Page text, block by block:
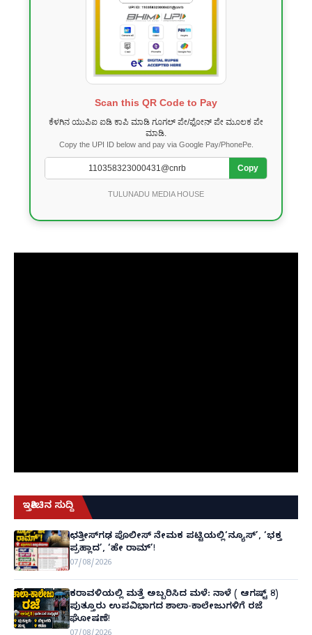
Scan this QR Code to Pay
ಕೆಳಗಿನ ಯುಪಿಐ ಐಡಿ ಕಾಪಿ ಮಾಡಿ ಗೂಗಲ್ ಪೇ/ಫೋನ್ ಪೇ ಮೂಲಕ ಪೇ
ಮಾಡಿ.
Copy the UPI ID below and pay via Google Pay/PhonePe.
Copy
TULUNADU MEDIA HOUSE
ಇತ್ತೀಚಿನ ಸುದ್ದಿ
ಛತ್ತೀಸ್‌ಗಢ ಪೊಲೀಸ್ ನೇಮಕ ಪಟ್ಟಿಯಲ್ಲಿ‘ನ್ಯೂಸ್’, ‘ಭಕ್ತ
ಪ್ರಹ್ಲಾದ’, ‘ಹೇ ರಾಮ್’!
07/08/2026
ಕರಾವಳಿಯಲ್ಲಿ ಮತ್ತೆ ಅಬ್ಬರಿಸಿದ ಮಳೆ: ನಾಳೆ ( ಆಗಷ್ಟ್ 8)
ಪುತ್ತೂರು ಉಪವಿಭಾಗದ ಶಾಲಾ-ಕಾಲೇಜುಗಳಿಗೆ ರಜೆ
ಘೋಷಣೆ!